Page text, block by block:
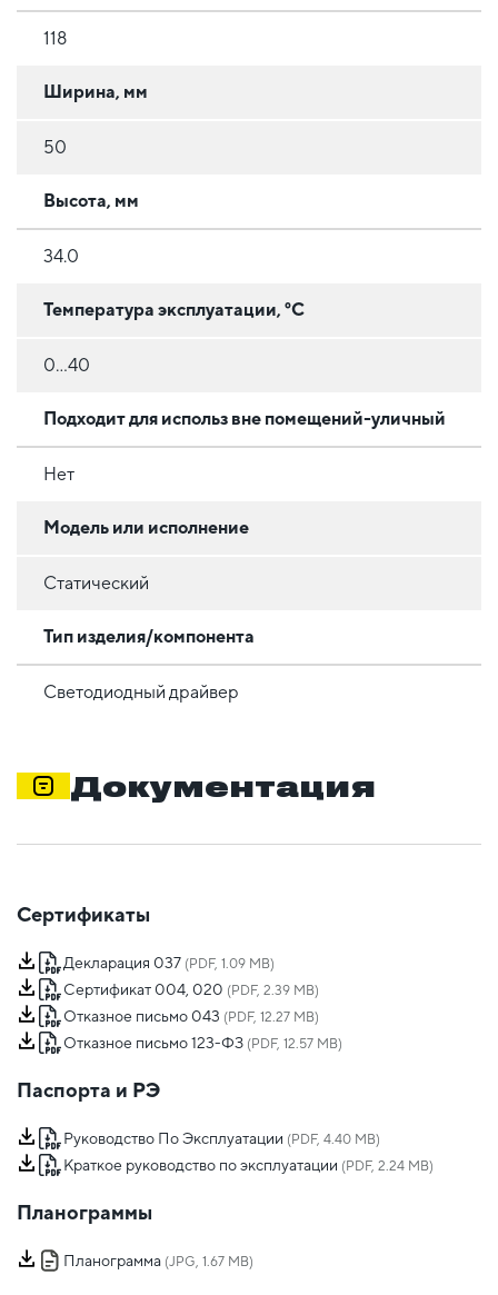
118
Ширина, мм
50
Высота, мм
34.0
Температура эксплуатации, °C
0...40
Подходит для использ вне помещений-уличный
Нет
Модель или исполнение
Статический
Тип изделия/компонента
Светодиодный драйвер
Документация
Сертификаты
Декларация 037 (PDF, 1.09 MB)
Сертификат 004, 020 (PDF, 2.39 MB)
Отказное письмо 043 (PDF, 12.27 MB)
Отказное письмо 123-ФЗ (PDF, 12.57 MB)
Паспорта и РЭ
Руководство По Эксплуатации (PDF, 4.40 MB)
Краткое руководство по эксплуатации (PDF, 2.24 MB)
Планограммы
Планограмма (JPG, 1.67 MB)